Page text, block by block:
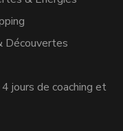
Découvertes
jours de coaching et